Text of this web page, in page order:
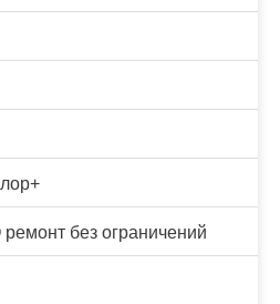
без ограничений